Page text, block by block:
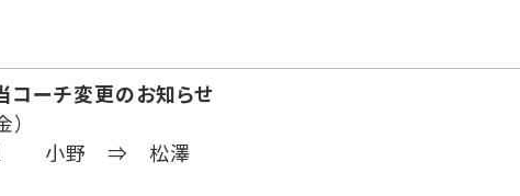
ーチ変更のお知らせ
小野 ⇒ 松澤